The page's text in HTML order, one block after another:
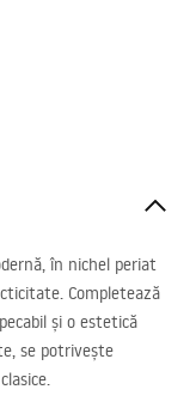
în nichel periat
Completează
și o estetică
se potrivește